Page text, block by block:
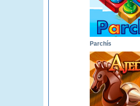
Parchís